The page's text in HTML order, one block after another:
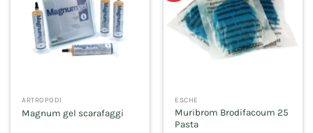
ARTROPODI
Magnum gel scarafaggi
ESCHE
Muribrom Brodifacoum 25
Pasta